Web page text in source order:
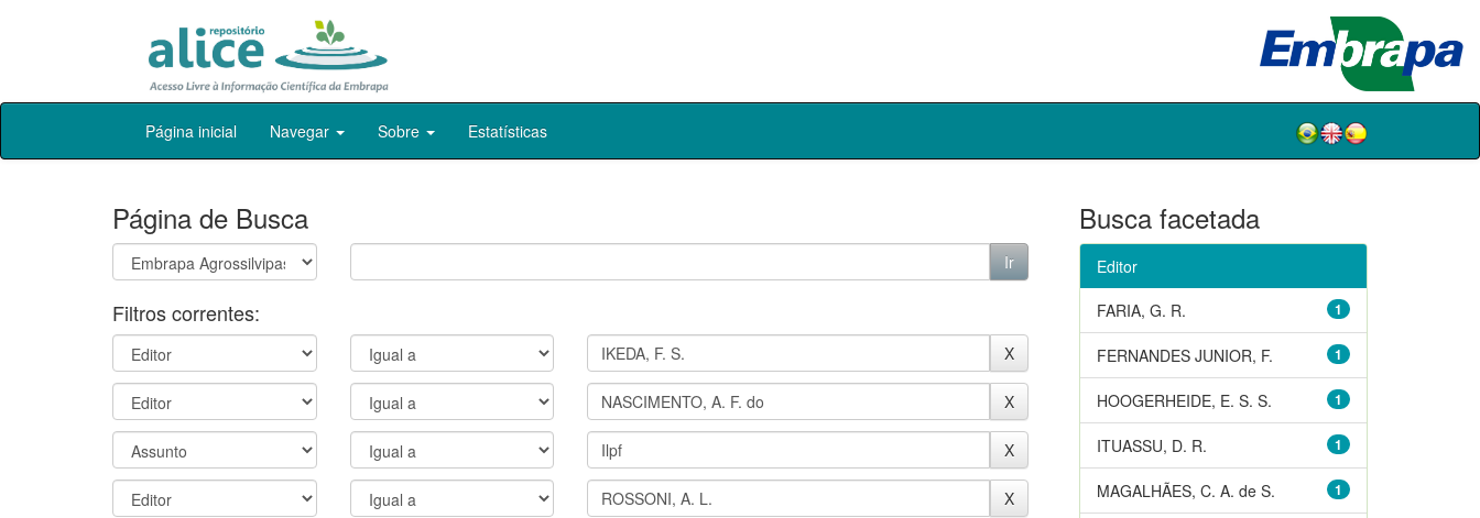
Skip
Página inicial Navegar Sobre Estatísticas
Página de Busca
Filtros correntes:
Busca facetada
Editor
1
FARIA, G. R.
1
FERNANDES JUNIOR, F.
1
HOOGERHEIDE, E. S. S.
1
ITUASSU, D. R.
1
MAGALHÃES, C. A. de S.